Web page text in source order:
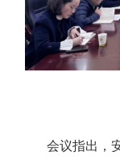
会议指出，